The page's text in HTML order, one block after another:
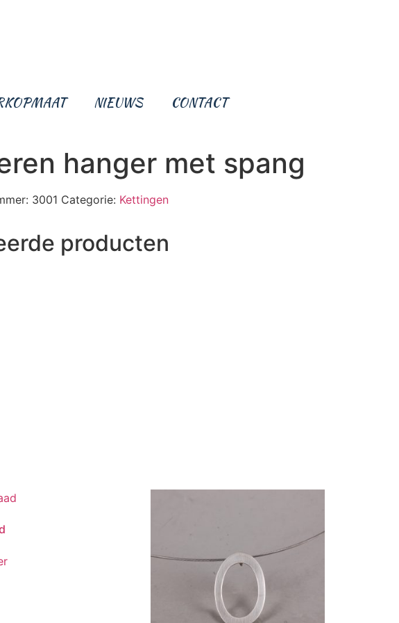
NIEUWS CONTACT
hanger met spang
3001 Categorie: Kettingen
producten